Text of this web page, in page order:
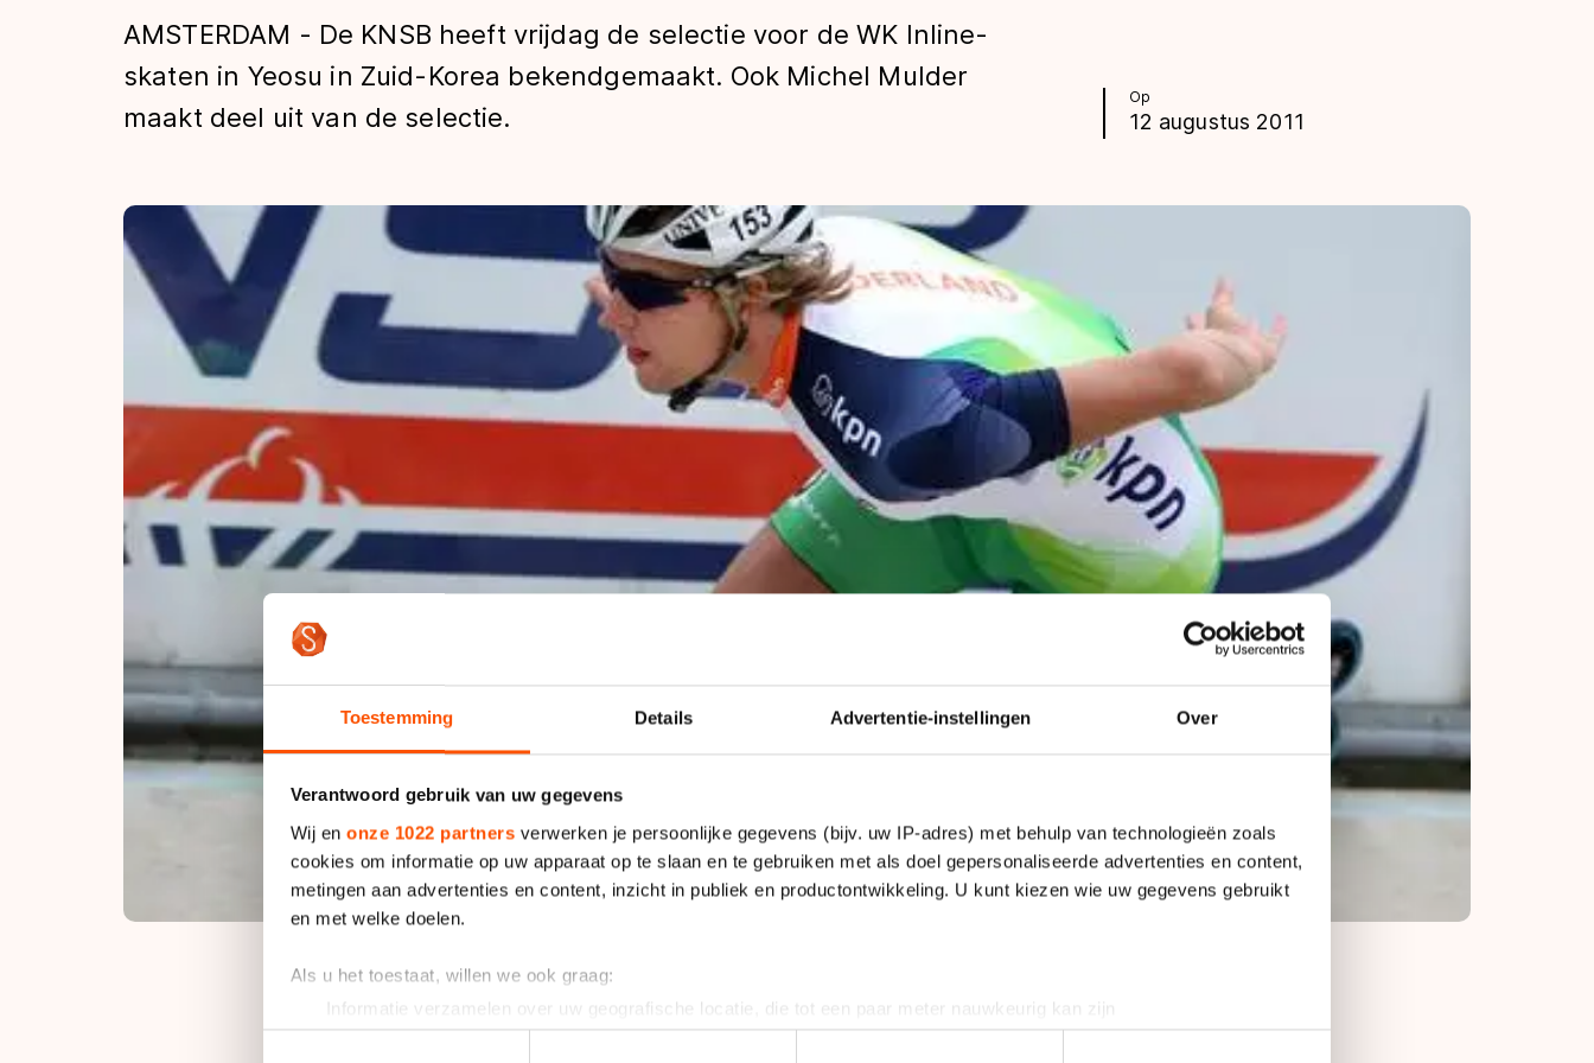
Toestemming Details Advertentie-instellingen Over
Verantwoord gebruik van uw gegevens
Wij en onze 1022 partners verwerken je persoonlijke gegevens (bijv. uw IP-adres) met behulp van technologieën zoals
cookies om informatie op uw apparaat op te slaan en te gebruiken met als doel gepersonaliseerde advertenties en content,
metingen aan advertenties en content, inzicht in publiek en productontwikkeling. U kunt kiezen wie uw gegevens gebruikt
en met welke doelen.
Als u het toestaat, willen we ook graag:
Informatie verzamelen over uw geografische locatie, die tot een paar meter nauwkeurig kan zijn
Uw apparaat identificeren door het actief te scannen op specifieke eigenschappen (fingerprinting)
Tijden & historie
De weg op
Schaatsfans
Olympische Spelen
Op
12 augustus 2011
AMSTERDAM - De KNSB heeft vrijdag de selectie voor de WK Inline-
skaten in Yeosu in Zuid-Korea bekendgemaakt. Ook Michel Mulder
maakt deel uit van de selectie.
De langebaanschaatser maakt in de voorbereiding op het winterseizoen tijd vrij voor de WK.